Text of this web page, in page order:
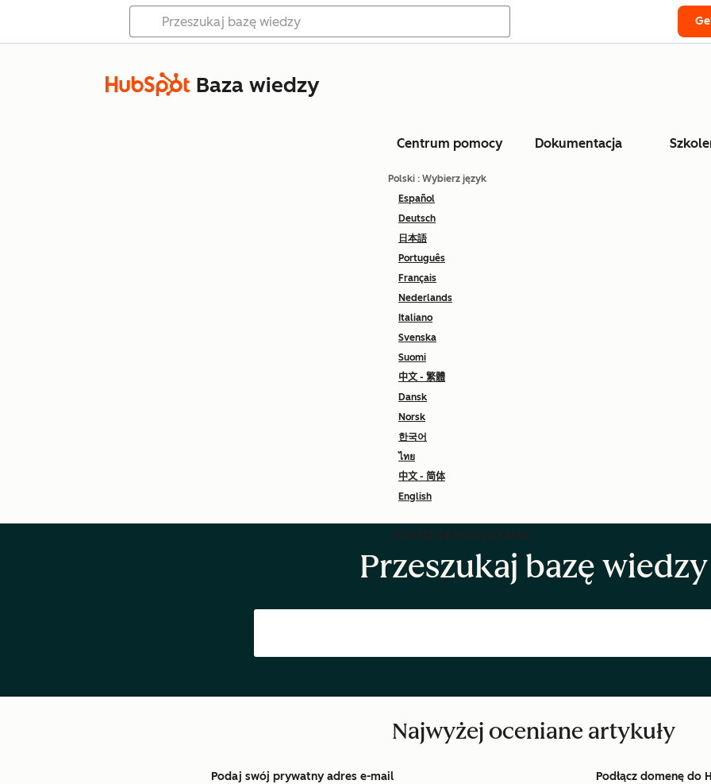
Baza wiedzy
Centrum pomocy Dokumentacja
Polski : Wybierz język
Español
Deutsch
日本語
Português
Français
Nederlands
Italiano
Svenska
Suomi
中文 - 繁體
Dansk
Norsk
한국어
ไทย
中文 - 简体
English
Przejdź do mojego konta
Przeszukaj bazę wiedzy
Najwyżej oceniane artykuły
Podaj swój prywatny adres e-mail Podłącz domenę do